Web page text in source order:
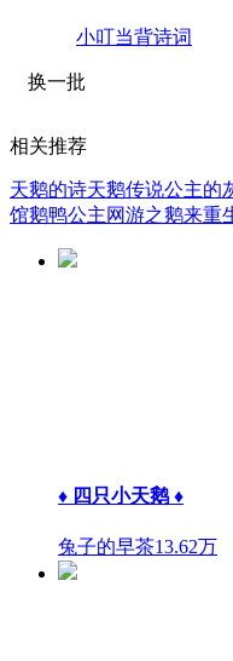
小叮当背诗词
换一批
相关推荐
天鹅的诗天鹅传说公主的
馆鹅鸭公主网游之鹅来重
♦ 四只小天鹅 ♦
兔子的早茶13.62万